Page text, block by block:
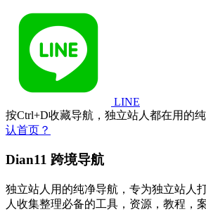
LINE
按Ctrl+D收藏导航，独立站人都在用的纯
认首页？
Dian11 跨境导航
独立站人用的纯净导航，专为独立站人
人收集整理必备的工具，资源，教程，